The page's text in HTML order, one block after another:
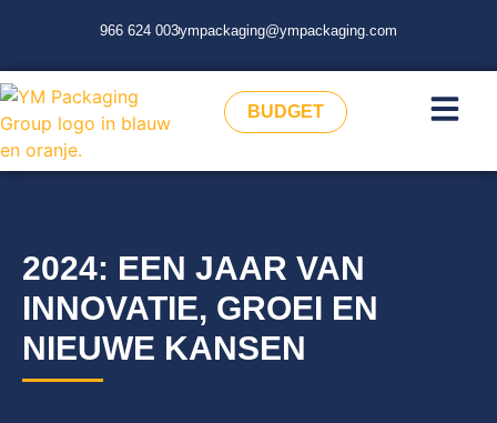
966 624 003ympackaging@ympackaging.com
BUDGET
2024: EEN JAAR VAN
INNOVATIE, GROEI EN
NIEUWE KANSEN